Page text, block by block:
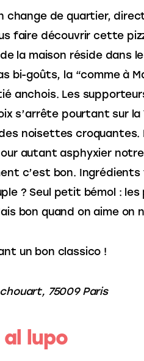
change de quartier,
faire découvrir cette
la maison réside dans
bi-goûts, la “comme à
anchois. Les
s’arrête pourtant sur
noisettes
autant asphyxier
c’est bon. Ingrédients
? Seul petit bémol :
bon quand on aime on
un bon classico !
75009 Paris
lupo